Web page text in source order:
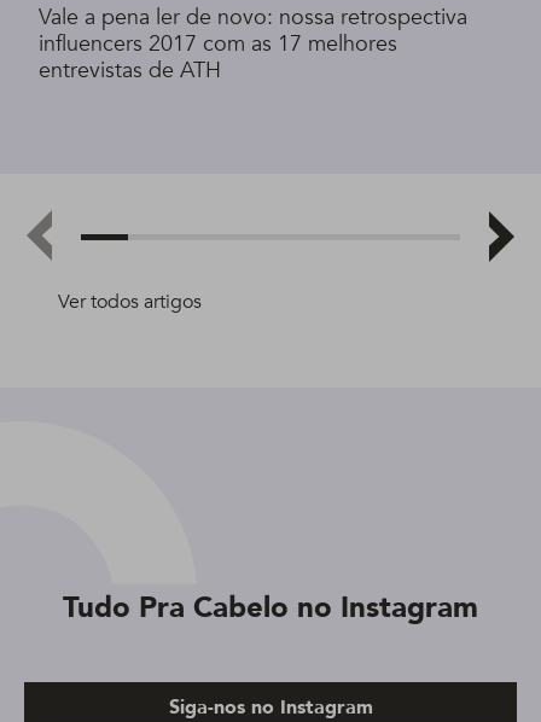
Ver todos artigos
Vale a pena ler de novo: nossa retrospectiva
influencers 2017 com as 17 melhores
entrevistas de ATH
Tudo Pra Cabelo no Instagram
Siga-nos no Instagram